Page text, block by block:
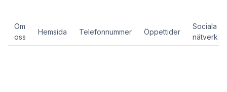
Om
oss
Hemsida Telefonnummer Öppettider
Sociala
nätverk